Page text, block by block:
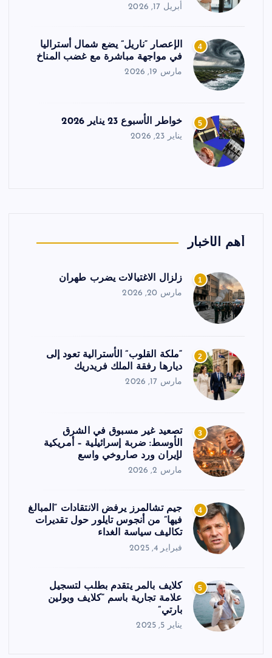
أبريل 17, 2026
4
الإعصار “ناريل” يضع شمال أستراليا
في مواجهة مباشرة مع غضب المناخ
مارس 19, 2026
5 خواطر الأسبوع 23 يناير 2026
يناير 23, 2026
أهم الأخبار
1 زلزال الاغتيالات يضرب طهران
مارس 20, 2026
2
“ملكة القلوب” الأسترالية تعود إلى
ديارها رفقة الملك فريدريك
مارس 17, 2026
3
تصعيد غير مسبوق في الشرق
الأوسط: ضربة إسرائيلية – أمريكية
لإيران ورد صاروخي واسع
مارس 2, 2026
4
جيم تشالمرز يرفض الانتقادات “المبالغ
فيها” من أنجوس تايلور حول تقديرات
تكاليف سياسة الغداء
فبراير 4, 2025
5
كلايف بالمر يتقدم بطلب لتسجيل
علامة تجارية باسم “كلايف وبولين
بارتي”
يناير 5, 2025